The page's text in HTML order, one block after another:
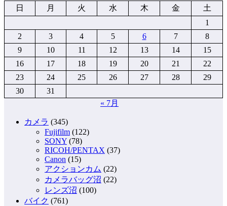
日
月 火 水 木 金
土
1
2
3 4 5 6 7
8
9
10 11 12 13 14
15
16
17 18 19 20 21
22
23
24 25 26 27 28
29
30
31
« 7月
カメラ (345)
Fujifilm (122)
SONY (78)
RICOH/PENTAX (37)
Canon (15)
アクションカム (22)
カメラバッグ沼 (22)
レンズ沼 (100)
バイク (761)